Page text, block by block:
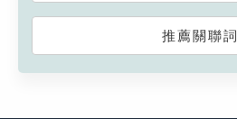
推薦關聯詞